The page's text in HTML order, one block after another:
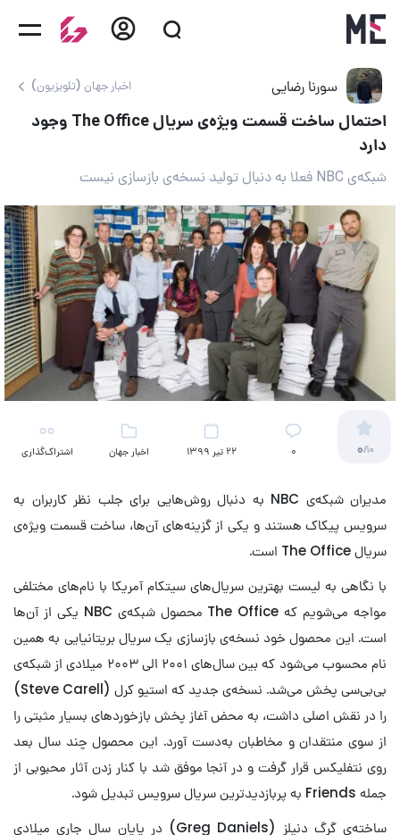
سورنا رضایی اخبار جهان (تلویزیون)
احتمال ساخت قسمت ویژه‌ی سریال The Office وجود
دارد
شبکه‌ی NBC فعلا به دنبال تولید نسخه‌ی بازسازی نیست
0/10 ۰ 22 تیر 1399
اخبار جهان
اشتراک‌گذاری
مدیران شبکه‌ی NBC به دنبال روش‌هایی برای جلب نظر کاربران به
سرویس پیکاک هستند و یکی از گزینه‌های آن‌ها، ساخت قسمت ویژه‌ی
سریال The Office است.
با نگاهی به لیست بهترین سریال‌های سیتکام آمریکا با نام‌های مختلفی
مواجه می‌شویم که The Office محصول شبکه‌ی NBC یکی از آن‌ها
است. این محصول خود نسخه‌ی بازسازی یک سریال بریتانیایی به همین
نام محسوب می‌شود که بین سال‌های ۲۰۰۱ الی ۲۰۰۳ میلادی از شبکه‌ی
بی‌بی‌سی پخش می‌شد. نسخه‌ی جدید که استیو کرل (Steve Carell)
را در نقش اصلی داشت، به محض آغاز پخش بازخوردهای بسیار مثبتی را
از سوی منتقدان و مخاطبان به‌دست آورد. این محصول چند سال بعد
روی نتفلیکس قرار گرفت و در آنجا موفق شد با کنار زدن آثار محبوبی از
جمله Friends به پربازدیدترین سریال سرویس تبدیل شود.
ساخته‌ی گرگ دنیلز (Greg Daniels) در پایان سال جاری میلادی